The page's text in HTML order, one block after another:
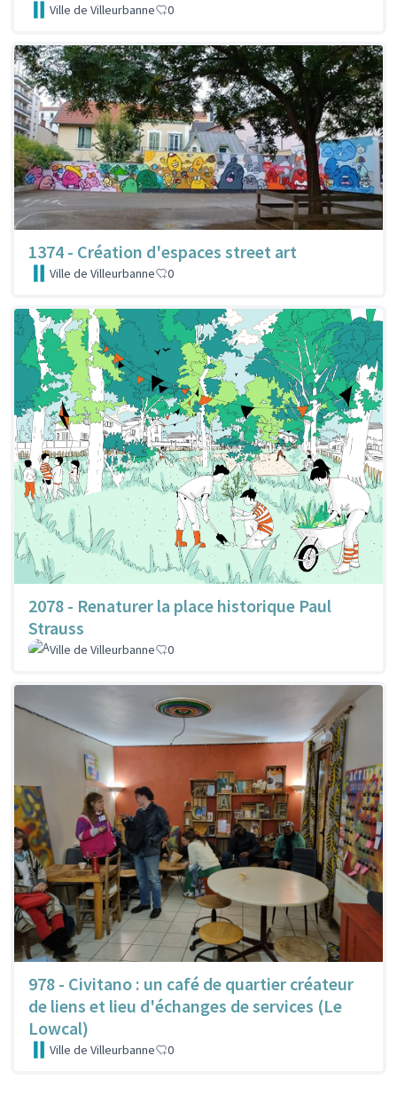
Ville de Villeurbanne 0
1374 - Création d'espaces street art
Ville de Villeurbanne 0
2078 - Renaturer la place historique Paul
Strauss
Ville de Villeurbanne 0
978 - Civitano : un café de quartier créateur
de liens et lieu d'échanges de services (Le
Lowcal)
Ville de Villeurbanne 0